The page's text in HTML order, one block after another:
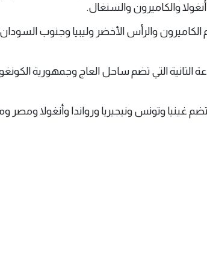
والرأس الأخضر وليبيا وجنوب
التي تضم ساحل العاج وجمهورية
تضم غينيا وتونس ونيجيريا ورواندا وأنغولا ومصر